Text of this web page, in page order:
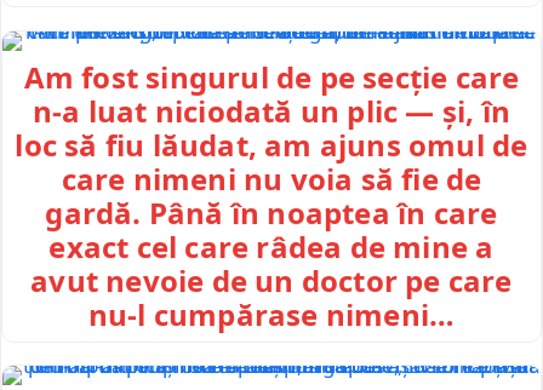
Am fost singurul de pe secție care
n-a luat niciodată un plic — și, în
loc să fiu lăudat, am ajuns omul de
care nimeni nu voia să fie de
gardă. Până în noaptea în care
exact cel care râdea de mine a
avut nevoie de un doctor pe care
nu-l cumpărase nimeni…